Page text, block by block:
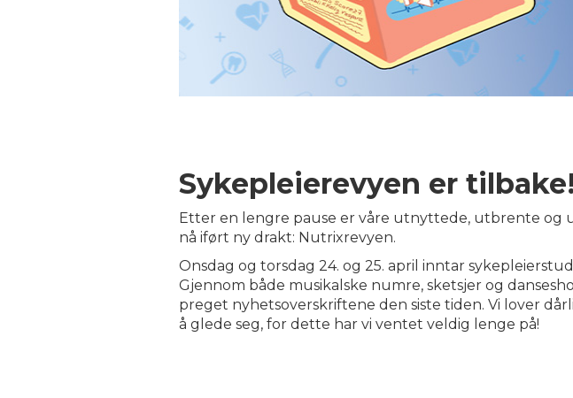
Sykepleierevyen er tilbake!
Etter en lengre pause er våre utnyttede, utbrente og
nå iført ny drakt: Nutrixrevyen.
Onsdag og torsdag 24. og 25. april inntar
Gjennom både musikalske numre, sketsjer og
preget nyhetsoverskriftene den siste tiden. Vi lover
å glede seg, for dette har vi ventet veldig lenge på!